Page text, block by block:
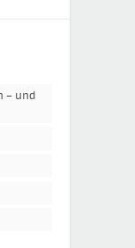
– und